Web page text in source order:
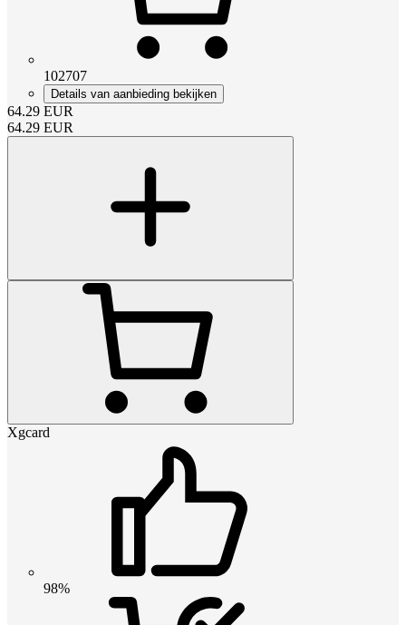
102707
Details van aanbieding bekijken
64.29 EUR
64.29 EUR
Xgcard
98%